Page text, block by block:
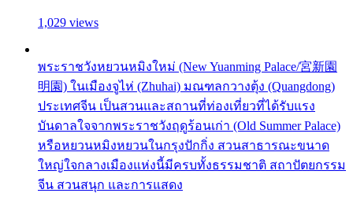
1,029 views
พระราชวังหยวนหมิงใหม่ (New Yuanming Palace/宮新園
明園) ในเมืองจูไห่ (Zhuhai) มณฑลกวางตุ้ง (Quangdong)
ประเทศจีน เป็นสวนและสถานที่ท่องเที่ยวที่ได้รับแรง
บันดาลใจจากพระราชวังฤดูร้อนเก่า (Old Summer Palace)
หรือหยวนหมิงหยวนในกรุงปักกิ่ง สวนสาธารณะขนาด
ใหญ่ใจกลางเมืองแห่งนี้มีครบทั้งธรรมชาติ สถาปัตยกรรม
จีน สวนสนุก และการแสดง